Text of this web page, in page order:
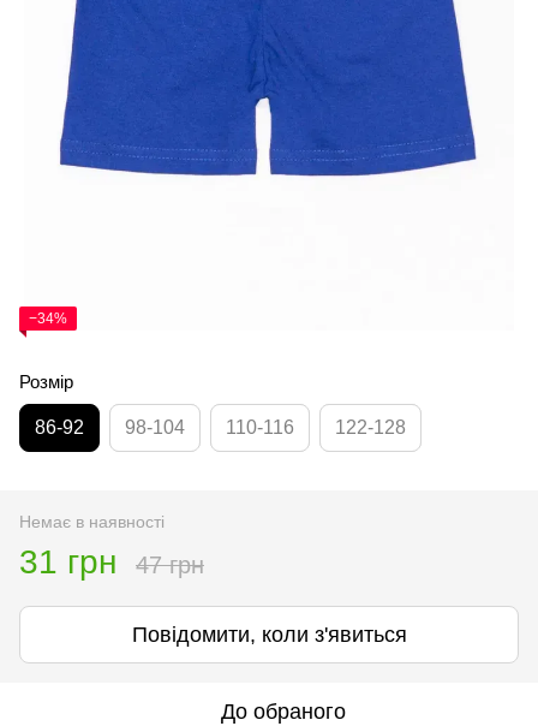
−34%
Розмір
86-92 98-104 110-116 122-128
Немає в наявності
31 грн 47 грн
Повідомити, коли з'явиться
До обраного